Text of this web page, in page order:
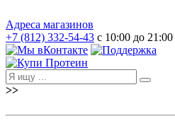
Адреса магазинов
+7 (812) 332-54-43 с 10:00 до 21:00
>>